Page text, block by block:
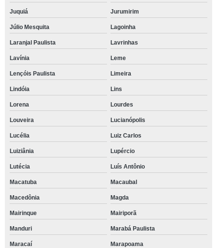
Juquiá Jurumirim
Júlio Mesquita Lagoinha
Laranjal Paulista Lavrinhas
Lavínia Leme
Lençóis Paulista Limeira
Lindóia Lins
Lorena Lourdes
Louveira Lucianópolis
Lucélia Luiz Carlos
Luiziânia Lupércio
Lutécia Luís Antônio
Macatuba Macaubal
Macedônia Magda
Mairinque Mairiporã
Manduri Marabá Paulista
Maracaí Marapoama